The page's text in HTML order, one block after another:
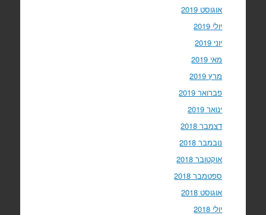
אוגוסט 2019
יולי 2019
יוני 2019
מאי 2019
מרץ 2019
פברואר 2019
ינואר 2019
דצמבר 2018
נובמבר 2018
אוקטובר 2018
ספטמבר 2018
אוגוסט 2018
יולי 2018